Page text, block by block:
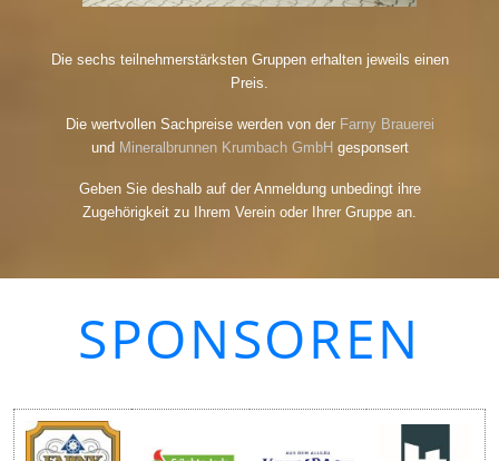
Die sechs teilnehmerstärksten Gruppen erhalten jeweils einen
Preis.
Die wertvollen Sachpreise werden von der Farny Brauerei
und Mineralbrunnen Krumbach GmbH gesponsert
Geben Sie deshalb auf der Anmeldung unbedingt ihre
Zugehörigkeit zu Ihrem Verein oder Ihrer Gruppe an.
SPONSOREN